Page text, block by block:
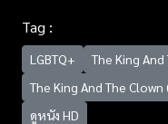
Tag :
LGBTQ+
The King
The King And The
ดูหนัง HD